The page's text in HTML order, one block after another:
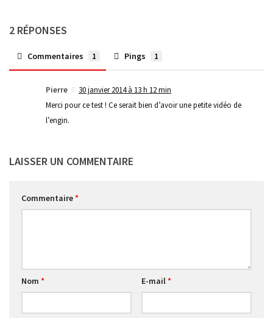
2 RÉPONSES
Commentaires 1 Pings 1
Pierre
30 janvier 2014 à 13 h 12 min
Merci pour ce test ! Ce serait bien d’avoir une petite vidéo de
l’engin.
LAISSER UN COMMENTAIRE
Commentaire*
Nom * E-mail*